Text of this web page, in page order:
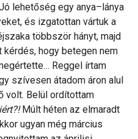
lehetőség egy anya–lánya
és izgatottan vártuk a
többször hányt, majd
hogy betegen nem
Reggel írtam
szívesen átadom áron alul
volt. Belül ordítottam
Múlt héten az elmaradt
ugyan még március